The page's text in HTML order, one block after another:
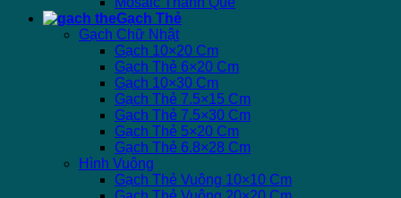
Gạch Thẻ
Gạch Chữ Nhật
Gạch 10×20 Cm
Gạch Thẻ 6×20 Cm
Gạch 10×30 Cm
Gạch Thẻ 7.5×15 Cm
Gạch Thẻ 7.5×30 Cm
Gạch Thẻ 5×20 Cm
Gạch Thẻ 6.8×28 Cm
Hình Vuông
Gạch Thẻ Vuông 10×10 Cm